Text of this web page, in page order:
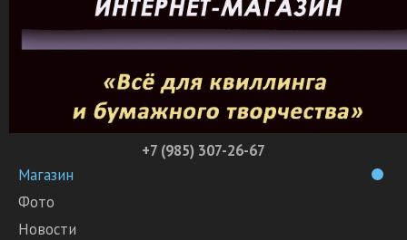
+7 (985) 307-26-67
Магазин
Фото
Новости